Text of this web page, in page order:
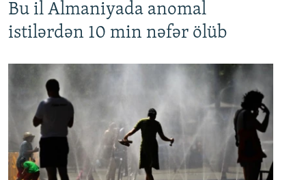
Bu il Almaniyada anomal
istilərdən 10 min nəfər ölüb